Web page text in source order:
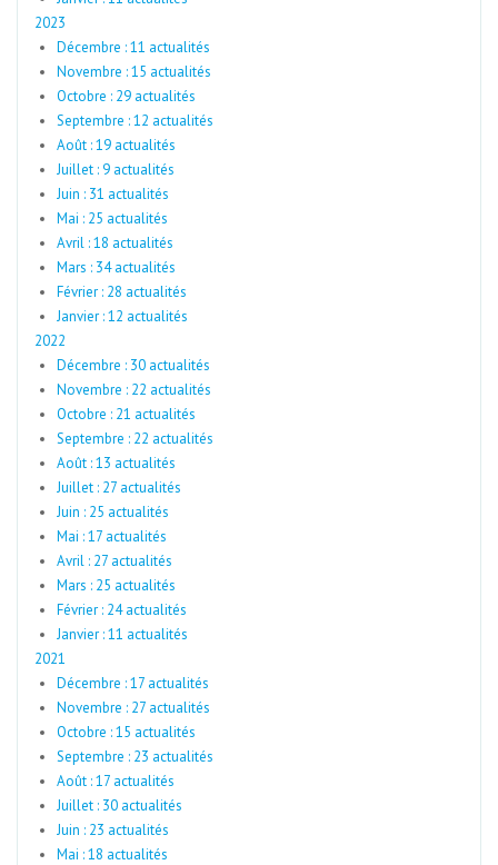
2023
Décembre : 11 actualités
Novembre : 15 actualités
Octobre : 29 actualités
Septembre : 12 actualités
Août : 19 actualités
Juillet : 9 actualités
Juin : 31 actualités
Mai : 25 actualités
Avril : 18 actualités
Mars : 34 actualités
Février : 28 actualités
Janvier : 12 actualités
2022
Décembre : 30 actualités
Novembre : 22 actualités
Octobre : 21 actualités
Septembre : 22 actualités
Août : 13 actualités
Juillet : 27 actualités
Juin : 25 actualités
Mai : 17 actualités
Avril : 27 actualités
Mars : 25 actualités
Février : 24 actualités
Janvier : 11 actualités
2021
Décembre : 17 actualités
Novembre : 27 actualités
Octobre : 15 actualités
Septembre : 23 actualités
Août : 17 actualités
Juillet : 30 actualités
Juin : 23 actualités
Mai : 18 actualités